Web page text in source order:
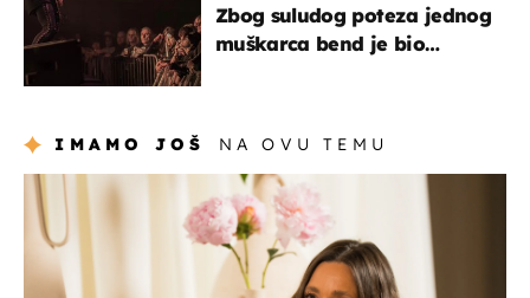
Zbog suludog poteza jednog
muškarca bend je bio
IMAMO JOŠ NA OVU TEMU
moda & ljepota